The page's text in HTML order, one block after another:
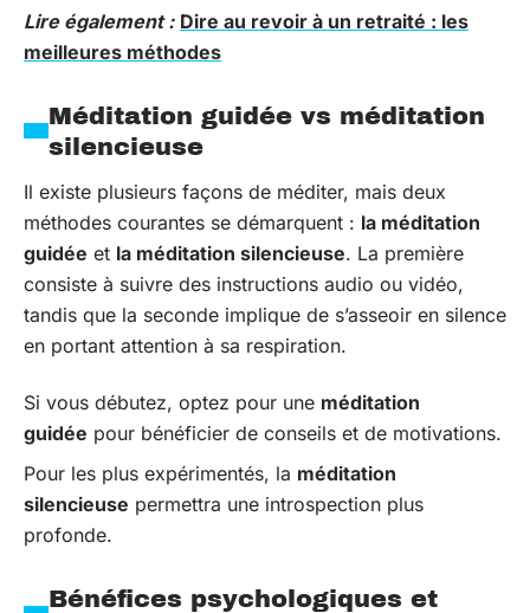
Lire également : Dire au revoir à un retraité : les
meilleures méthodes
Méditation guidée vs méditation
silencieuse
Il existe plusieurs façons de méditer, mais deux
méthodes courantes se démarquent : la méditation
guidée et la méditation silencieuse. La première
consiste à suivre des instructions audio ou vidéo,
tandis que la seconde implique de s’asseoir en silence
en portant attention à sa respiration.
Si vous débutez, optez pour une méditation
guidée pour bénéficier de conseils et de motivations.
Pour les plus expérimentés, la méditation
silencieuse permettra une introspection plus
profonde.
Bénéfices psychologiques et